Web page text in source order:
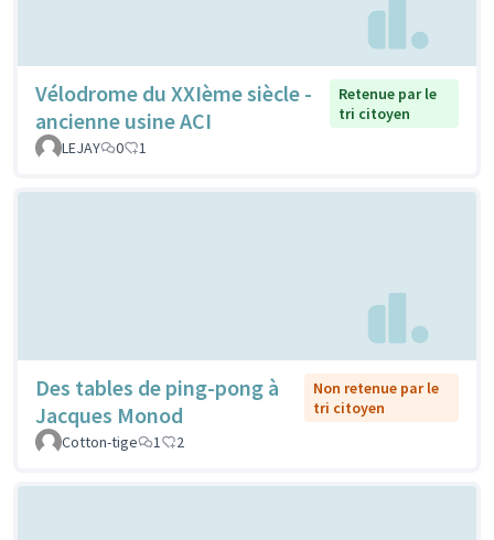
Vélodrome du XXIème siècle -
ancienne usine ACI
Retenue par le
tri citoyen
LEJAY
0 1
Des tables de ping-pong à
Jacques Monod
Non retenue par le
tri citoyen
Cotton-tige
1 2